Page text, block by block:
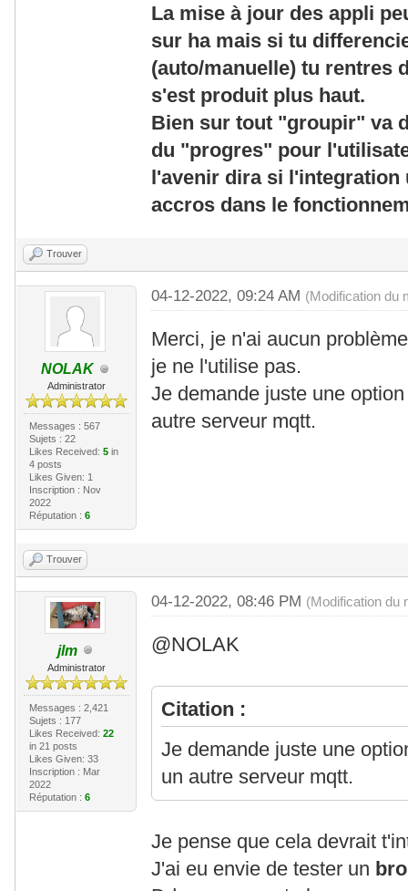
La mise à jour des appli
sur ha mais si tu
(auto/manuelle) tu rentres
s'est produit plus haut.
Bien sur tout "groupir" va
du "progres" pour
l'avenir dira si l'integration
accros dans le
Trouver
NOLAK
Administrator
Messages : 567
Sujets : 22
Likes Received: 5in
4 posts
Likes Given: 1
Inscription : Nov
2022
Réputation : 6
04-12-2022, 09:24 AM (Modification du
Merci, je n'ai aucun
je ne l'utilise pas.
Je demande juste une
autre serveur mqtt.
Trouver
jlm
Administrator
Messages : 2,421
Sujets : 177
Likes Received: 22
in 21 posts
Likes Given: 33
Inscription : Mar
2022
Réputation : 6
04-12-2022, 08:46 PM (Modification du
@NOLAK
Citation :
Je demande juste une
un autre serveur mqtt.
Je pense que cela devrait
J'ai eu envie de tester un